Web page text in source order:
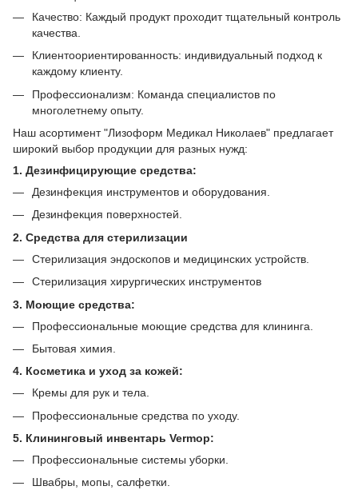
Качество: Каждый продукт проходит тщательный контроль
качества.
Клиентоориентированность: индивидуальный подход к
каждому клиенту.
Профессионализм: Команда специалистов по
многолетнему опыту.
Наш асортимент "Лизоформ Медикал Николаев" предлагает
широкий выбор продукции для разных нужд:
1. Дезинфицирующие средства:
Дезинфекция инструментов и оборудования.
Дезинфекция поверхностей.
2. Средства для стерилизации
Стерилизация эндоскопов и медицинских устройств.
Стерилизация хирургических инструментов
3. Моющие средства:
Профессиональные моющие средства для клининга.
Бытовая химия.
4. Косметика и уход за кожей:
Кремы для рук и тела.
Профессиональные средства по уходу.
5. Клининговый инвентарь Vermop:
Профессиональные системы уборки.
Швабры, мопы, салфетки.